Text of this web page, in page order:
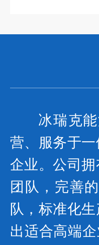
冰瑞克
营、服务于
企业。公司
团队，完善
队，标准化
出适合高端